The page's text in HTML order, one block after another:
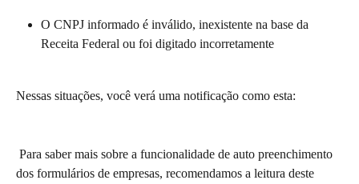
O CNPJ informado é inválido, inexistente na base da
Receita Federal ou foi digitado incorretamente
Nessas situações, você verá uma notificação como esta:
dos formulários de empresas, recomendamos a leitura deste